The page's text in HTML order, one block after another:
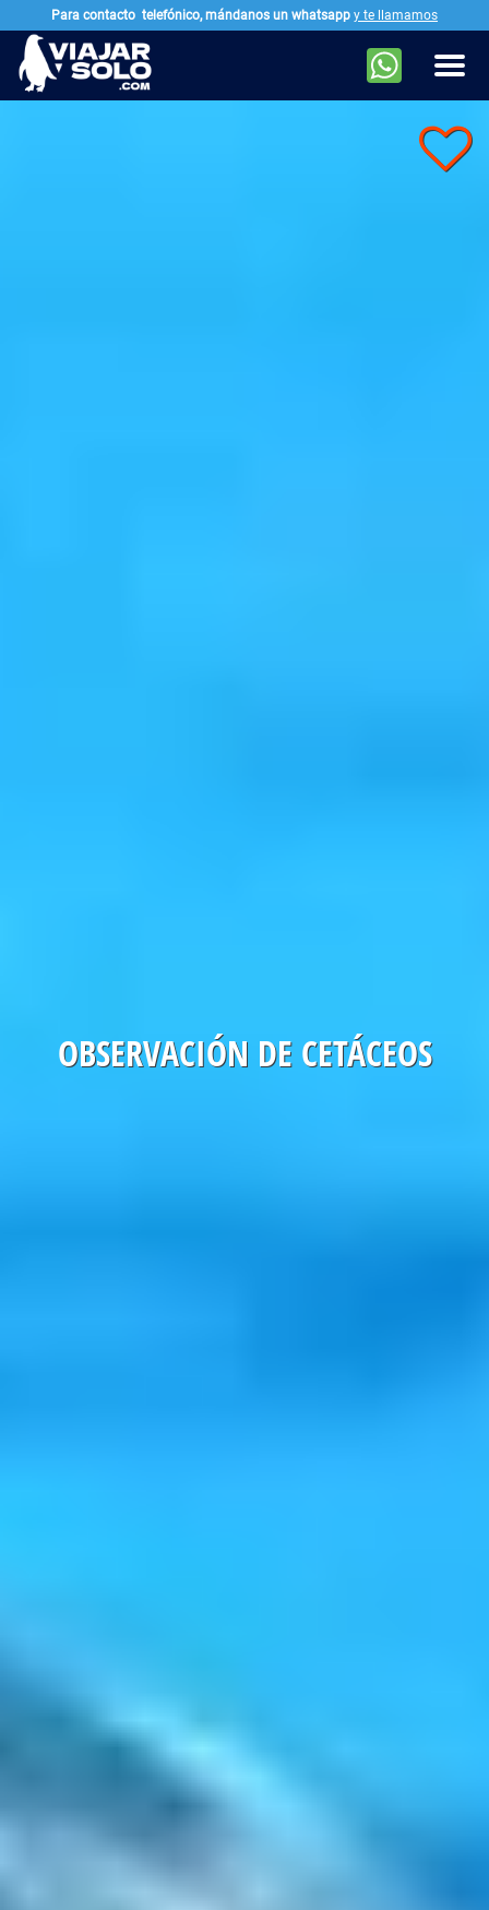
Ir al contenido principal
OBSERVACIÓN DE CETÁCEOS
Para contacto telefónico, mándanos un whatsapp y te llamamos